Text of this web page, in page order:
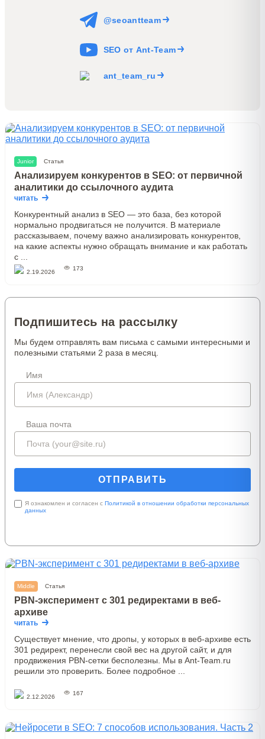
@seoantteam
SEO от Ant-Team
ant_team_ru
Junior Статья
Анализируем конкурентов в SEO: от первичной
аналитики до ссылочного аудита
читать
Конкурентный анализ в SEO — это база, без которой
нормально продвигаться не получится. В материале
рассказываем, почему важно анализировать конкурентов,
на какие аспекты нужно обращать внимание и как работать
с ...
2.19.2026
173
Подпишитесь на рассылку
Мы будем отправлять вам письма с самыми интересными и
полезными статьями 2 раза в месяц.
Имя
Ваша почта
Я ознакомлен и согласен с Политикой в отношении обработки персональных
данных
Middle Статья
PBN-эксперимент с 301 редиректами в веб-
архиве
читать
Существует мнение, что дропы, у которых в веб-архиве есть
301 редирект, перенесли свой вес на другой сайт, и для
продвижения PBN-сетки бесполезны. Мы в Ant-Team.ru
решили это проверить. Более подробное ...
2.12.2026
167